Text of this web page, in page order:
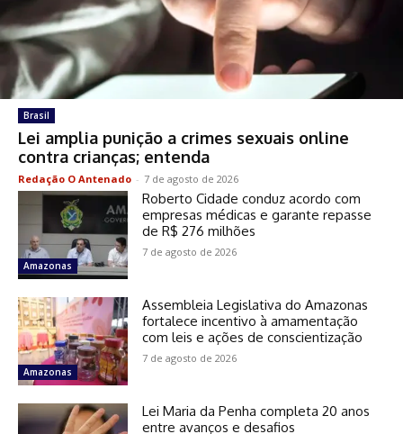
Brasil
Lei amplia punição a crimes sexuais online
contra crianças; entenda
Redação O Antenado - 7 de agosto de 2026
Amazonas
Roberto Cidade conduz acordo com
empresas médicas e garante repasse
de R$ 276 milhões
7 de agosto de 2026
Amazonas
Assembleia Legislativa do Amazonas
fortalece incentivo à amamentação
com leis e ações de conscientização
7 de agosto de 2026
Lei Maria da Penha completa 20 anos
entre avanços e desafios